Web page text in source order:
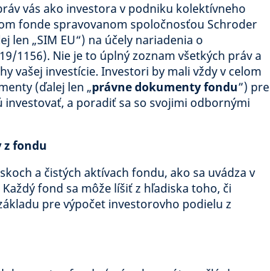
vás ako investora v podniku kolektívneho
fonde spravovanom spoločnosťou Schroder
len „SIM EU“) na účely nariadenia o
1156). Nie je to úplný zoznam všetkých práv a
vašej investície. Investori by mali vždy v celom
(ďalej len „právne dokumenty fondu”) pre
investovať, a poradiť sa so svojimi odbornými
z fondu
a čistých aktívach fondu, ako sa uvádza v
fond sa môže líšiť z hľadiska toho, či
pre výpočet investorovho podielu z